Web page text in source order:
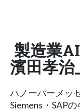
製造業
濱田孝
ハノーバーメッ
Siemens・SAP